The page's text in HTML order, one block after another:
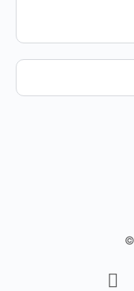
©